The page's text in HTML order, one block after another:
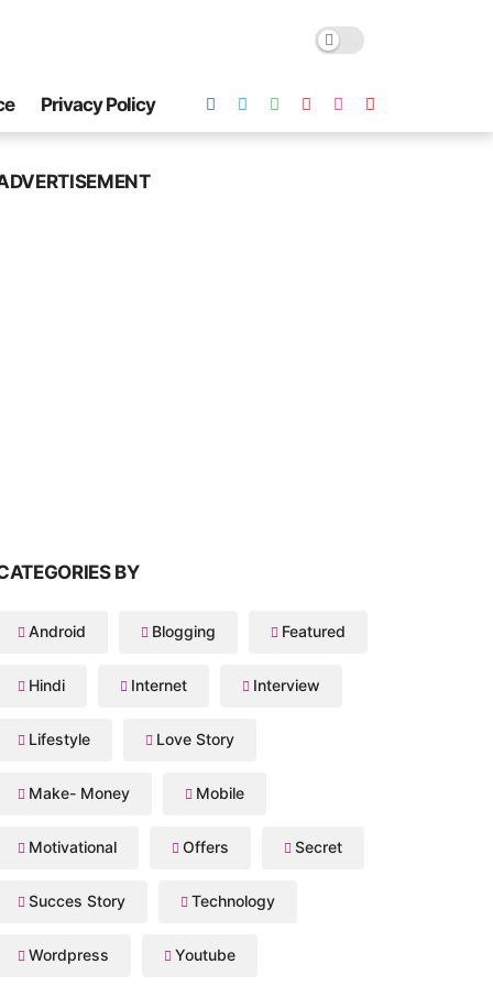
Privacy Policy
BY
Android Blogging Featured
Hindi Internet Interview
Lifestyle Love Story
Make- Money Mobile
Motivational Offers Secret
Succes Story Technology
Wordpress Youtube